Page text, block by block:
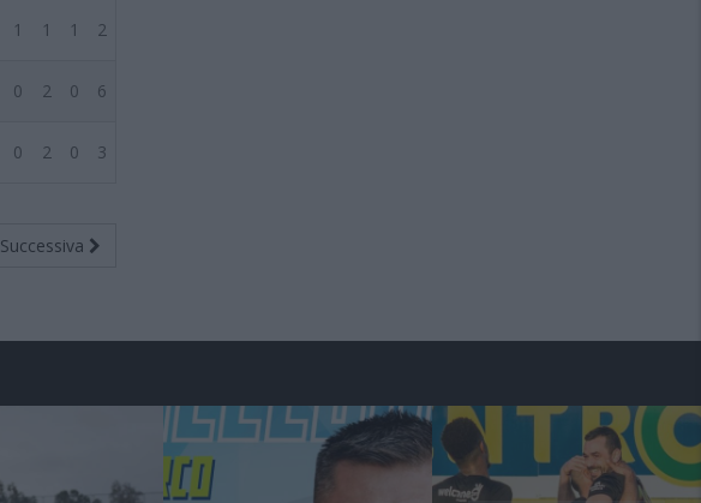
1 1 1 2
0 2 0 6
0 2 0 3
Successiva